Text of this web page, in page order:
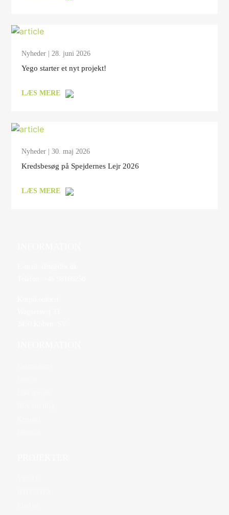
Nyheder | 28. juni 2026
Yego starter et nyt projekt!
LÆS MERE
Nyheder | 30. maj 2026
Kredsbesøg på Spejdernes Lejr 2026
LÆS MERE